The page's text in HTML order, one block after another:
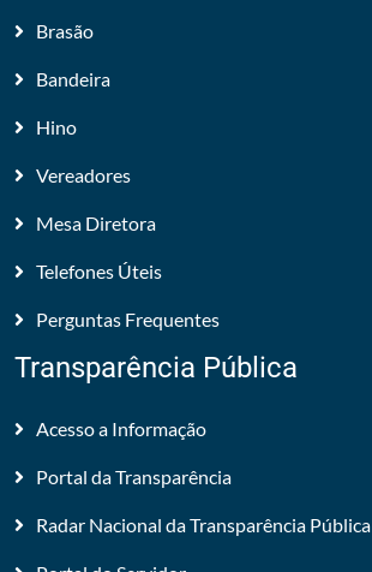
Brasão
Bandeira
Hino
Vereadores
Mesa Diretora
Telefones Úteis
Perguntas Frequentes
Transparência Pública
Acesso a Informação
Portal da Transparência
Radar Nacional da Transparência Pública